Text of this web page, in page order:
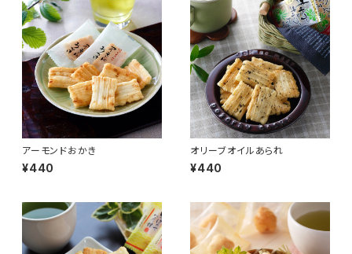
アーモンドおかき
¥440
オリーブオイルあられ
¥440